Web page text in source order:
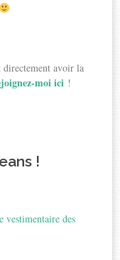
directement avoir la
moi ici !
!
vestimentaire des